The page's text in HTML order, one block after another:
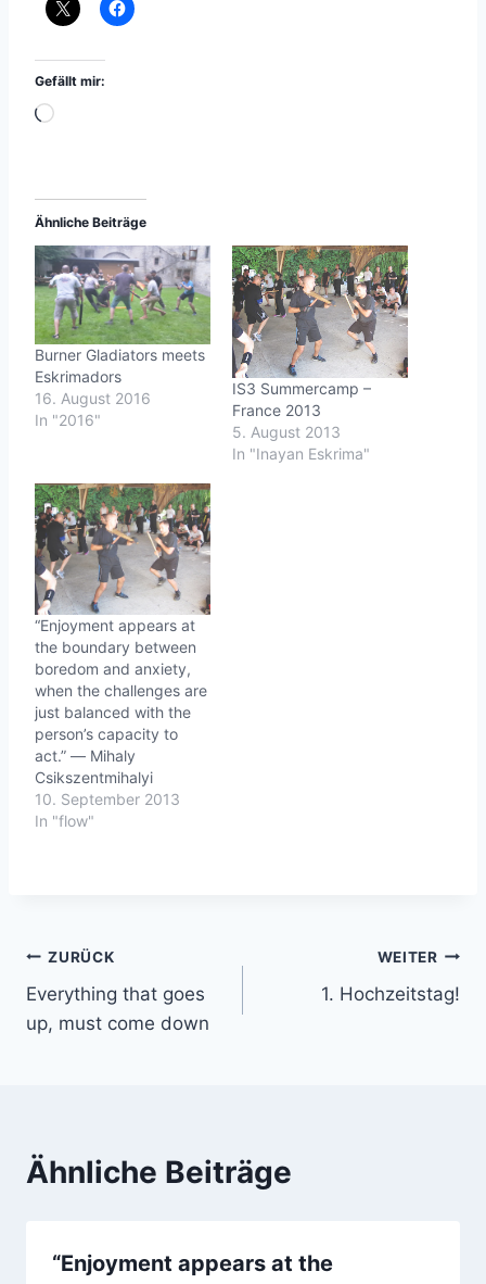
Gefällt mir:
W
d
g
e
l
a
d
e
n
Ähnliche Beiträge
Burner Gladiators meets
Eskrimadors
16. August 2016
In "2016"
IS3 Summercamp –
France 2013
5. August 2013
In "Inayan Eskrima"
“Enjoyment appears at
the boundary between
boredom and anxiety,
when the challenges are
just balanced with the
person’s capacity to
act.” ― Mihaly
Csikszentmihalyi
10. September 2013
In "flow"
Beitragsnavigation
ZURÜCK
Everything that goes
up, must come down
WEITER
1. Hochzeitstag!
Ähnliche Beiträge
“Enjoyment appears at the